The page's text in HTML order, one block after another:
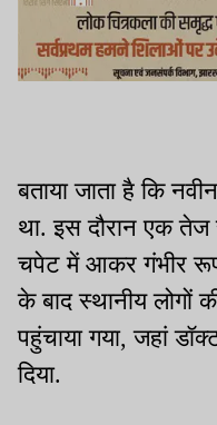
बताया जाता है कि
था. इस दौरान एक तेज
चपेट में आकर गंभीर रूप
के बाद स्थानीय
पहुंचाया गया, जहां
दिया.